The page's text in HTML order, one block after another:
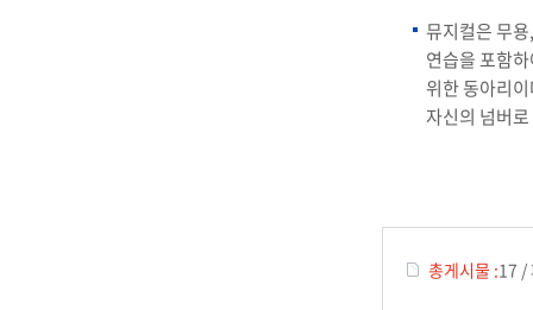
뮤지컬은 무
연습을 포함
위한 동아리
자신의 넘버
총게시물 :17 /